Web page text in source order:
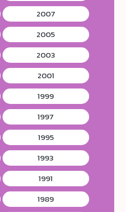
2007
2005
2003
2001
1999
1997
1995
1993
1991
1989